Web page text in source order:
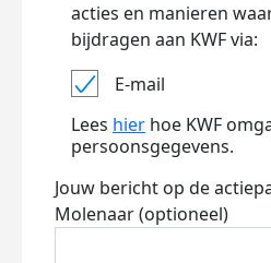
acties en manieren
bijdragen aan KWF via:
E-mail
Lees hier hoe KWF
persoonsgegevens.
Jouw bericht op de
Molenaar (optioneel)